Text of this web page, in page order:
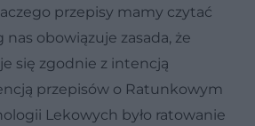
przepisy mamy czytać
nas obowiązuje zasada, że
się zgodnie z intencją
przepisów o Ratunkowym
Lekowych było ratowanie